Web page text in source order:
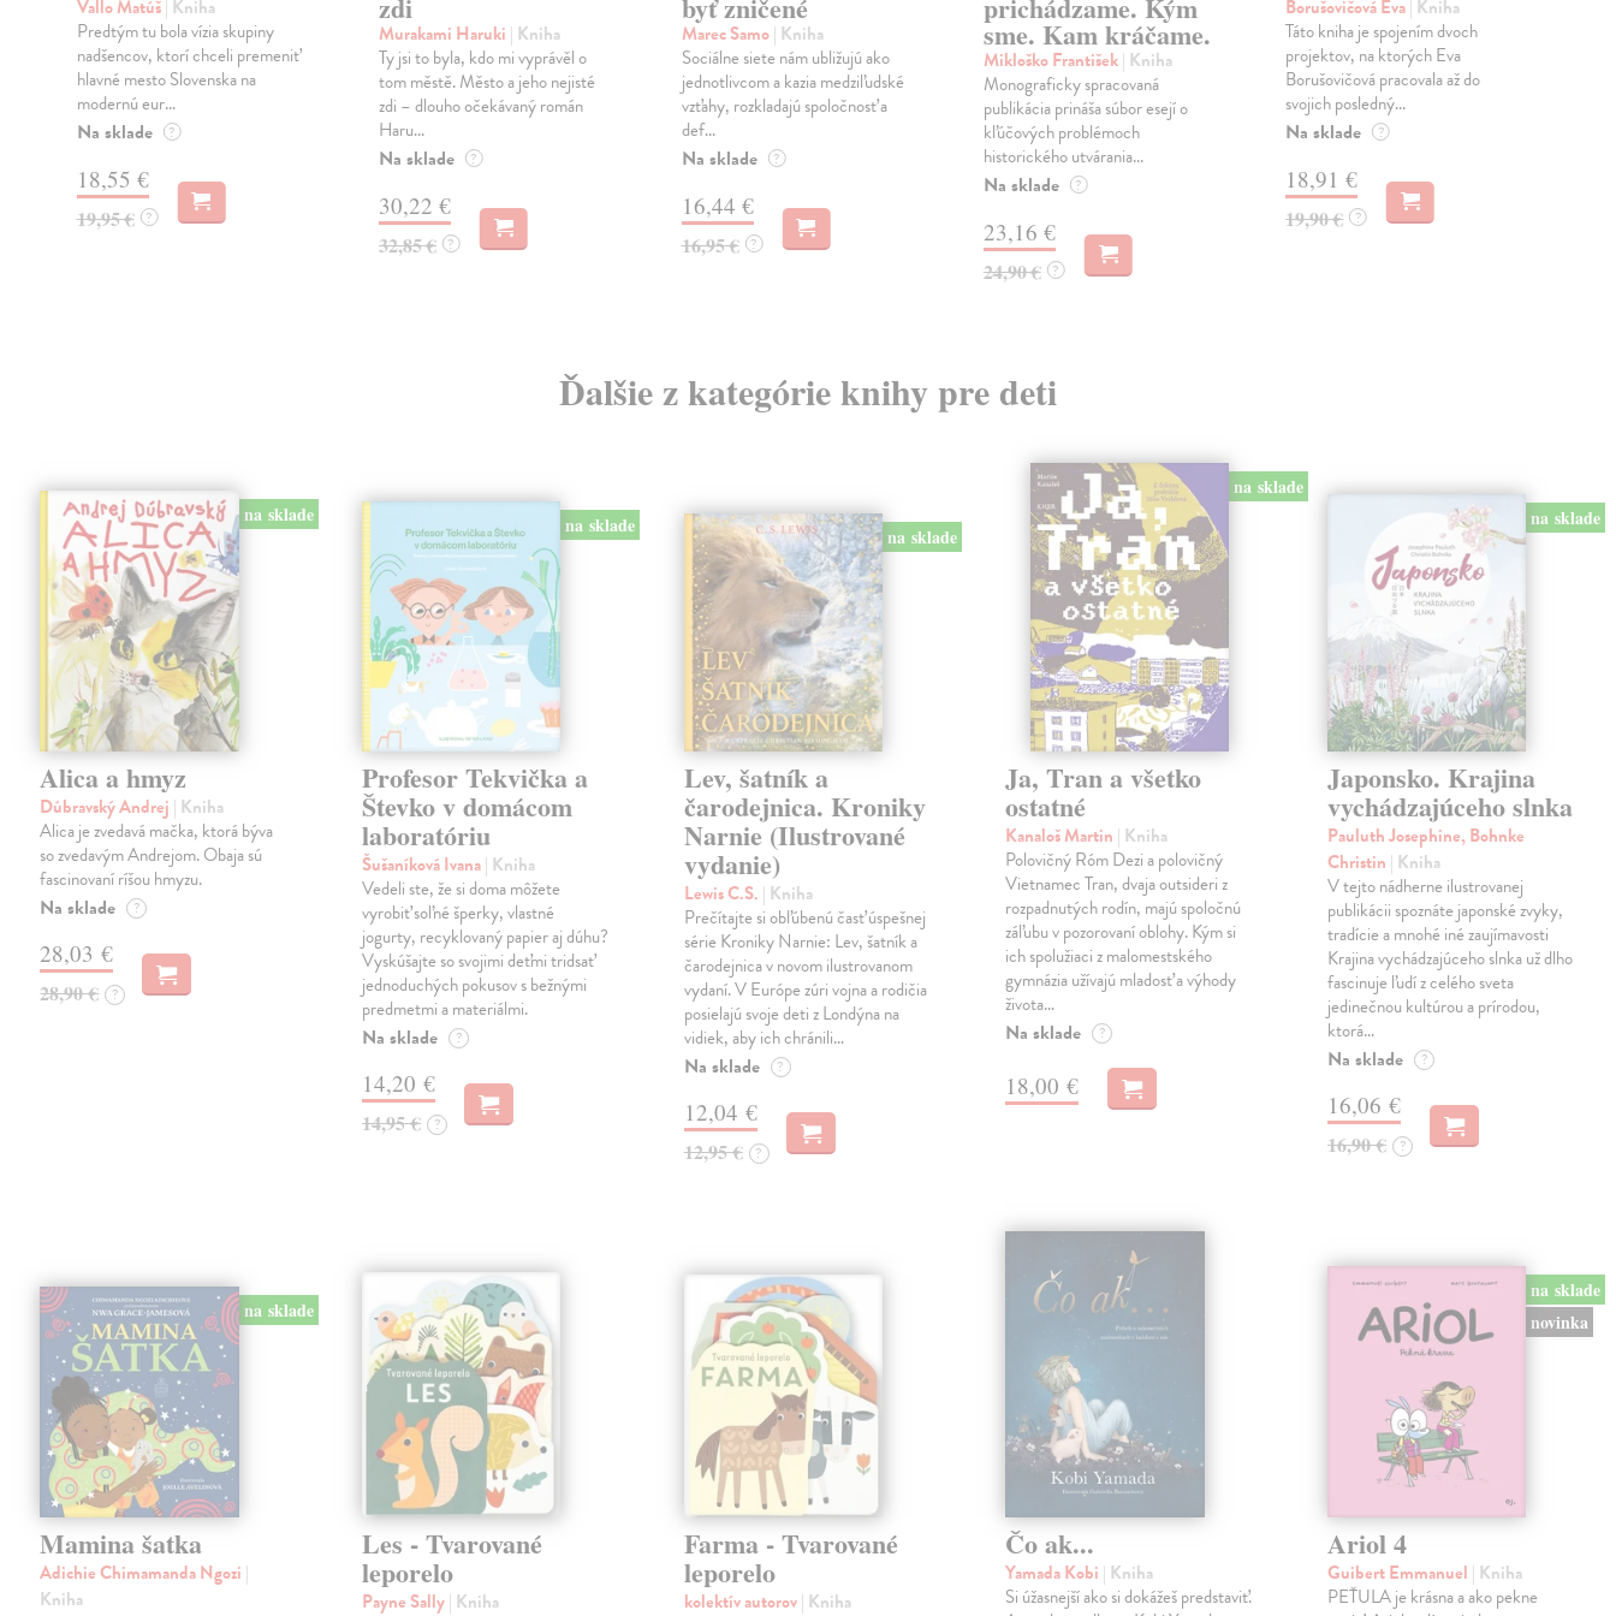
Vallo Matúš| Kniha
Predtým tu bola vízia skupiny
nadšencov, ktorí chceli premeniť
hlavné mesto Slovenska na
modernú eur...
Na sklade ?
18,55 €
19,95 € ?
zdi
Murakami Haruki | Kniha
Ty jsi to byla, kdo mi vyprávěl o
tom městě. Město a jeho nejisté
zdi – dlouho očekávaný román
Haru...
Na sklade ?
30,22 €
32,85 € ?
byť zničené
Marec Samo| Kniha
Sociálne siete nám ubližujú ako
jednotlivcom a kazia medziľudské
vzťahy, rozkladajú spoločnosť a
def...
Na sklade ?
16,44 €
16,95 € ?
prichádzame. Kým
sme. Kam kráčame.
Mikloško František| Kniha
Monograficky spracovaná
publikácia prináša súbor esejí o
kľúčových problémoch
historického utvárania...
Na sklade ?
23,16 €
24,90 € ?
Borušovičová Eva| Kniha
Táto kniha je spojením dvoch
projektov, na ktorých Eva
Borušovičová pracovala až do
svojich posledný...
Na sklade ?
18,91 €
19,90 € ?
Ďalšie z kategórie knihy pre deti
na sklade
Alica a hmyz
Dúbravský Andrej | Kniha
Alica je zvedavá mačka, ktorá býva
so zvedavým Andrejom. Obaja sú
fascinovaní ríšou hmyzu.
Na sklade ?
28,03 €
28,90 € ?
na sklade
Profesor Tekvička a
Števko v domácom
laboratóriu
Šušaníková Ivana| Kniha
Vedeli ste, že si doma môžete
vyrobiť soľné šperky, vlastné
jogurty, recyklovaný papier aj dúhu?
Vyskúšajte so svojimi deťmi tridsať
jednoduchých pokusov s bežnými
predmetmi a materiálmi.
Na sklade ?
14,20 €
14,95 € ?
na sklade
Lev, šatník a
čarodejnica. Kroniky
Narnie (Ilustrované
vydanie)
Lewis C.S. | Kniha
Prečítajte si obľúbenú časť úspešnej
série Kroniky Narnie: Lev, šatník a
čarodejnica v novom ilustrovanom
vydaní. V Európe zúri vojna a rodičia
posielajú svoje deti z Londýna na
vidiek, aby ich chránili…
Na sklade ?
12,04 €
12,95 € ?
na sklade
Ja, Tran a všetko
ostatné
Kanaloš Martin | Kniha
Polovičný Róm Dezi a polovičný
Vietnamec Tran, dvaja outsideri z
rozpadnutých rodín, majú spoločnú
záľubu v pozorovaní oblohy. Kým si
ich spolužiaci z malomestského
gymnázia užívajú mladosť a výhody
života…
Na sklade ?
18,00 €
na sklade
Japonsko. Krajina
vychádzajúceho slnka
Pauluth Josephine, Bohnke
Christin | Kniha
V tejto nádherne ilustrovanej
publikácii spoznáte japonské zvyky,
tradície a mnohé iné zaujímavosti
Krajina vychádzajúceho slnka už dlho
fascinuje ľudí z celého sveta
jedinečnou kultúrou a prírodou,
ktorá…
Na sklade ?
16,06 €
16,90 € ?
na sklade
Mamina šatka
Adichie Chimamanda Ngozi |
Kniha
Les - Tvarované
leporelo
Payne Sally| Kniha
Farma - Tvarované
leporelo
kolektív autorov| Kniha
Čo ak...
Yamada Kobi | Kniha
Si úžasnejší ako si dokážeš predstaviť.
na sklade
novinka
Ariol 4
Guibert Emmanuel | Kniha
PEŤULA je krásna a ako pekne